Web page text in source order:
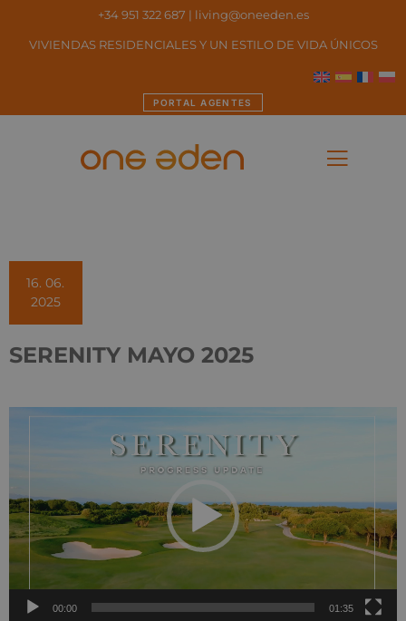
+34 951 322 687 | living@oneeden.es
VIVIENDAS RESIDENCIALES Y UN ESTILO DE VIDA ÚNICOS
PORTAL AGENTES
16. 06.
2025
SERENITY MAYO 2025
Reproductor
00:00 01:35